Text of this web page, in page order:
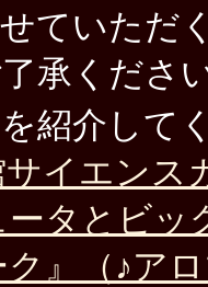
ていただ
承くださ
紹介して
イエンス
ータとビッ
ク』（♪ア